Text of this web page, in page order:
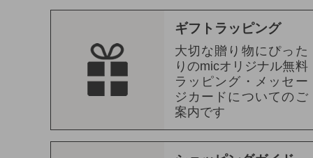
ギフトラッピング
大切な贈り物にぴった
りのmicオリジナル無料
ラッピング・メッセー
ジカードについてのご
案内です